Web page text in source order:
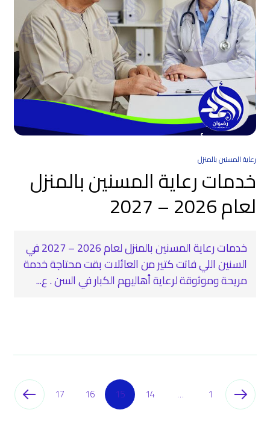
رعاية المسنين بالمنزل
خدمات رعاية المسنين بالمنزل
لعام 2026 – 2027
خدمات رعاية المسنين بالمنزل لعام 2026 – 2027 في
السنين اللي فاتت كتير من العائلات بقت محتاجة خدمة
مريحة وموثوقة لرعاية أهاليهم الكبار في السن . ع...
1
…
14
15
16
17